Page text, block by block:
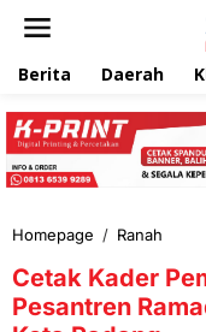
e
k
Berita Daerah
Homepage / Ranah
a
k
Cetak Kader
Pesantren